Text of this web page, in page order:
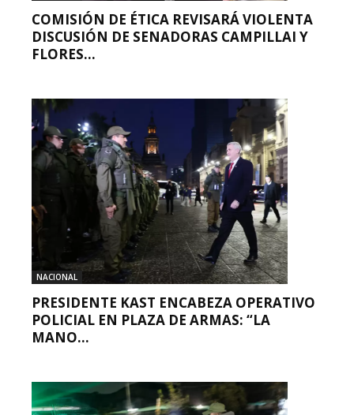
COMISIÓN DE ÉTICA REVISARÁ VIOLENTA
DISCUSIÓN DE SENADORAS CAMPILLAI Y
FLORES...
NACIONAL
PRESIDENTE KAST ENCABEZA OPERATIVO
POLICIAL EN PLAZA DE ARMAS: “LA
MANO...